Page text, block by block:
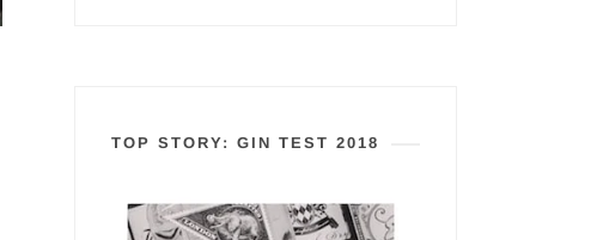
TOP STORY: GIN TEST 2018